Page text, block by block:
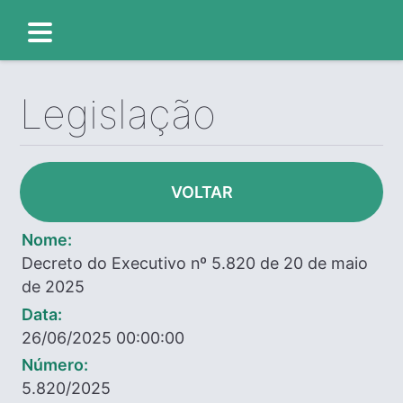
Legislação
VOLTAR
Nome:
Decreto do Executivo nº 5.820 de 20 de maio
de 2025
Data:
26/06/2025 00:00:00
Número:
5.820/2025